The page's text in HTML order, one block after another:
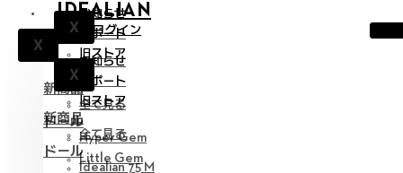
X
IDEALIAN
ログイン
X
お知らせ
サポート
旧ストア
新商品
全て見る
ドール
Idealian 75 M
X
お知らせ
サポート
旧ストア
新商品
全て見る
ドール
Hyper Gem
Little Gem